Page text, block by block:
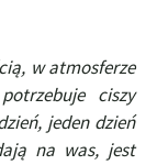
w atmosferze
ciszy
jeden dzień
na was, jest